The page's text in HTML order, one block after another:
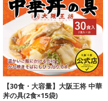
【30食・大容量】大阪王将 中華
丼の具(2食×15袋)